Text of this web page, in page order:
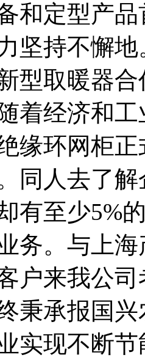
和定型产
坚持不懈
型取暖器
着经济和
缘环网柜
同人去了
有至少5%
务。与上
户来我公
秉承报国
实现不断